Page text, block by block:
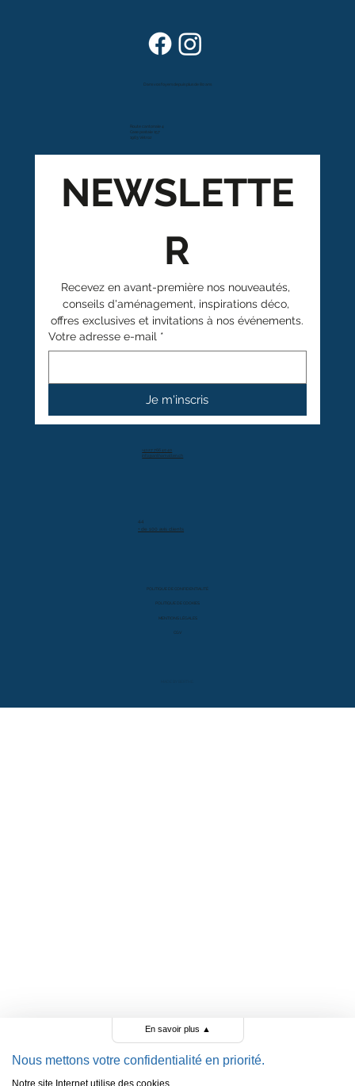
Le mobilier durable : un investissement
Route cantonale 4
Case postale 157
1963 Vétroz
POLITIQUE DE CONFIDENTIALITÉ
POLITIQUE DE COOKIES
MENTIONS LÉGALES
CGV
Dans vos foyers depuis plus de 80 ans
+41 27 766 40 40
info@anthamatten.ch
NEWSLETTE
R
Recevez en avant-première nos nouveautés,
conseils d'aménagement, inspirations déco,
offres exclusives et invitations à nos événements.
Votre adresse e-mail *
Je m'inscris
4.4
+ de 100 avis clients
En savoir plus ▲
Nous mettons votre confidentialité en priorité.
Notre site Internet utilise des cookies.